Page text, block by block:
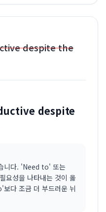
despite the
despite
니다. 'Need to' 또는
요성을 나타내는 것이 옳
다 조금 더 부드러운 뉘